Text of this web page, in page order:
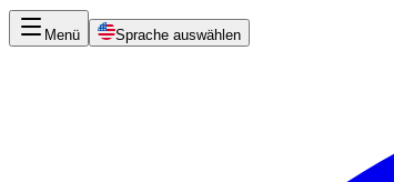
Menü Sprache auswählen